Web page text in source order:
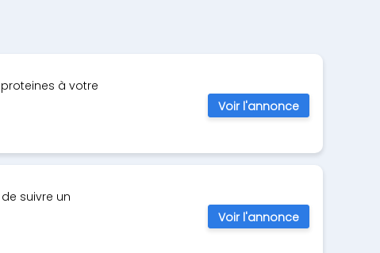
à votre
Voir l'annonce
suivre un
Voir l'annonce